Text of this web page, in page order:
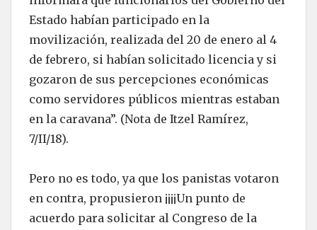
Estado habían participado en la
movilización, realizada del 20 de enero al 4
de febrero, si habían solicitado licencia y si
gozaron de sus percepciones económicas
como servidores públicos mientras estaban
en la caravana”. (Nota de Itzel Ramírez,
7/II/18).
Pero no es todo, ya que los panistas votaron
en contra, propusieron ¡¡¡¡Un punto de
acuerdo para solicitar al Congreso de la